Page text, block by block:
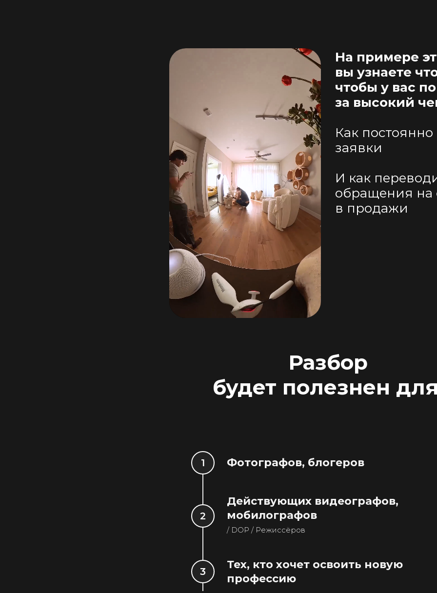
На примере
вы узнаете
чтобы у вас
за высокий
Как постоянно
заявки
И как
обращения на
в продажи
Разбор
будет полезнен
Фотографов, блогеров
Действующих видеографов,
мобилографов
/ DOP / Режиссёров
Тех, кто хочет освоить новую
профессию